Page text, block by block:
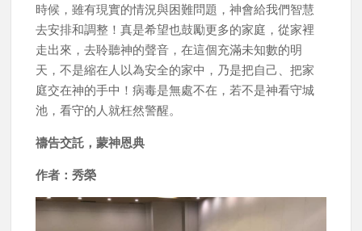
時候，雖有現實的情況與困難問題，神會給我們智慧
去安排和調整！真是希望也鼓勵更多的家庭，從家裡
走出來，去聆聽神的聲音，在這個充滿未知數的明
天，不是縮在人以為安全的家中，乃是把自己、把家
庭交在神的手中！病毒是無處不在，若不是神看守城
池，看守的人就枉然警醒。
禱告交託，蒙神恩典
作者：秀榮